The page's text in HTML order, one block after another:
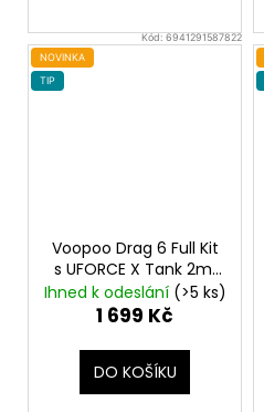
Kód: 6941291587822
NOVINKA
TIP
Voopoo Drag 6 Full Kit
s UFORCE X Tank 2ml
Metal Gray4400mAh
Ihned k odeslání (>5 ks)
1 699 Kč
DO KOŠÍKU